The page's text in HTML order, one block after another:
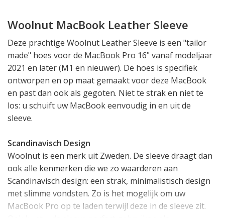
Woolnut MacBook Leather Sleeve
Deze prachtige Woolnut Leather Sleeve is een "tailor
made" hoes voor de MacBook Pro 16" vanaf modeljaar
2021 en later (M1 en nieuwer). De hoes is specifiek
ontworpen en op maat gemaakt voor deze MacBook
en past dan ook als gegoten. Niet te strak en niet te
los: u schuift uw MacBook eenvoudig in en uit de
sleeve.
Scandinavisch Design
Woolnut is een merk uit Zweden. De sleeve draagt dan
ook alle kenmerken die we zo waarderen aan
Scandinavisch design: een strak, minimalistisch design
met slimme vondsten. Zo is het mogelijk om uw
MacBook Pro op te laden terwijl deze in de sleeve zit.